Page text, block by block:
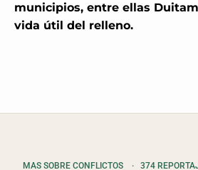
municipios, entre ellas
vida útil del relleno.
MAS SOBRE CONFLICTOS · 374